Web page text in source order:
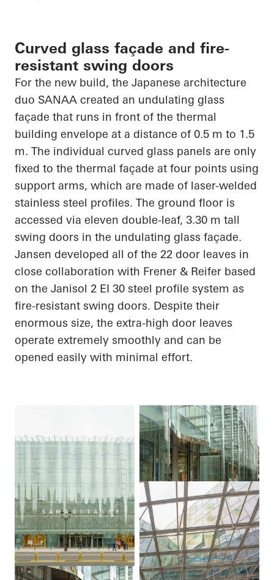
Curved glass façade and fire-
resistant swing doors
For the new build, the Japanese architecture
duo SANAA created an undulating glass
façade that runs in front of the thermal
building envelope at a distance of 0.5 m to 1.5
m. The individual curved glass panels are only
fixed to the thermal façade at four points using
support arms, which are made of laser-welded
stainless steel profiles. The ground floor is
accessed via eleven double-leaf, 3.30 m tall
swing doors in the undulating glass façade.
Jansen developed all of the 22 door leaves in
close collaboration with Frener & Reifer based
on the Janisol 2 EI 30 steel profile system as
fire-resistant swing doors. Despite their
enormous size, the extra-high door leaves
operate extremely smoothly and can be
opened easily with minimal effort.